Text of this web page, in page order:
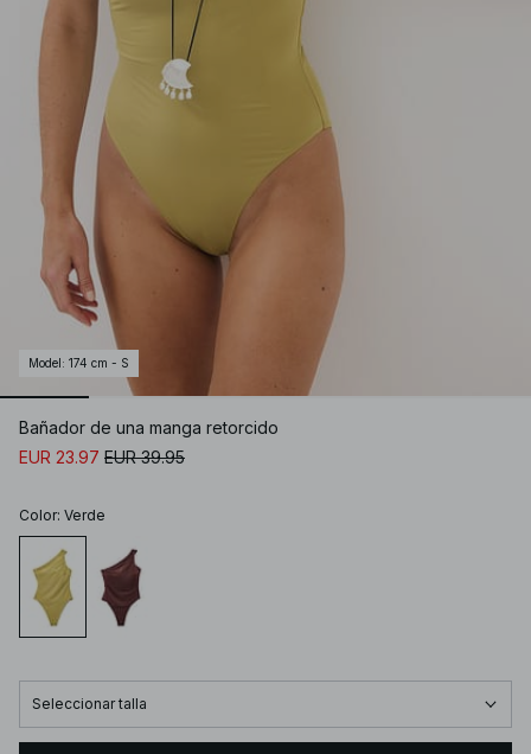
Model : 174 cm - S
Bañador de una manga retorcido
EUR 23.97 EUR 39.95
Color: Verde
Seleccionar talla